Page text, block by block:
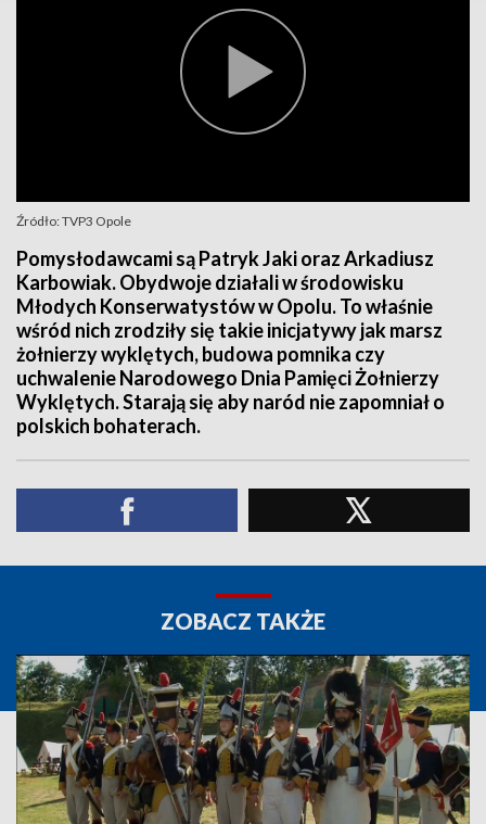
Źródło: TVP3 Opole
Pomysłodawcami są Patryk Jaki oraz Arkadiusz
Karbowiak. Obydwoje działali w środowisku
Młodych Konserwatystów w Opolu. To właśnie
wśród nich zrodziły się takie inicjatywy jak marsz
żołnierzy wyklętych, budowa pomnika czy
uchwalenie Narodowego Dnia Pamięci Żołnierzy
Wyklętych. Starają się aby naród nie zapomniał o
polskich bohaterach.
ZOBACZ TAKŻE